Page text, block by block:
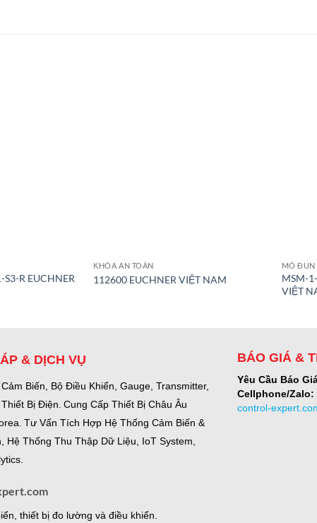
R EUCHNER
KHÓA AN TOÀN
112600 EUCHNER VIỆT NAM
MÔ ĐUN
MSM-
VIỆT
& DỊCH VỤ
Biến, Bộ Điều Khiển, Gauge, Transmitter,
Bị Điện. Cung Cấp Thiết Bị Châu Âu
Tư Vấn Tích Hợp Hệ Thống Cảm Biến &
Hệ Thống Thu Thập Dữ Liệu, IoT System,
BÁO GIÁ &
Yêu Cầu Báo
Cellphone/Zalo:
control-
thiết bị đo lường và điều khiển.